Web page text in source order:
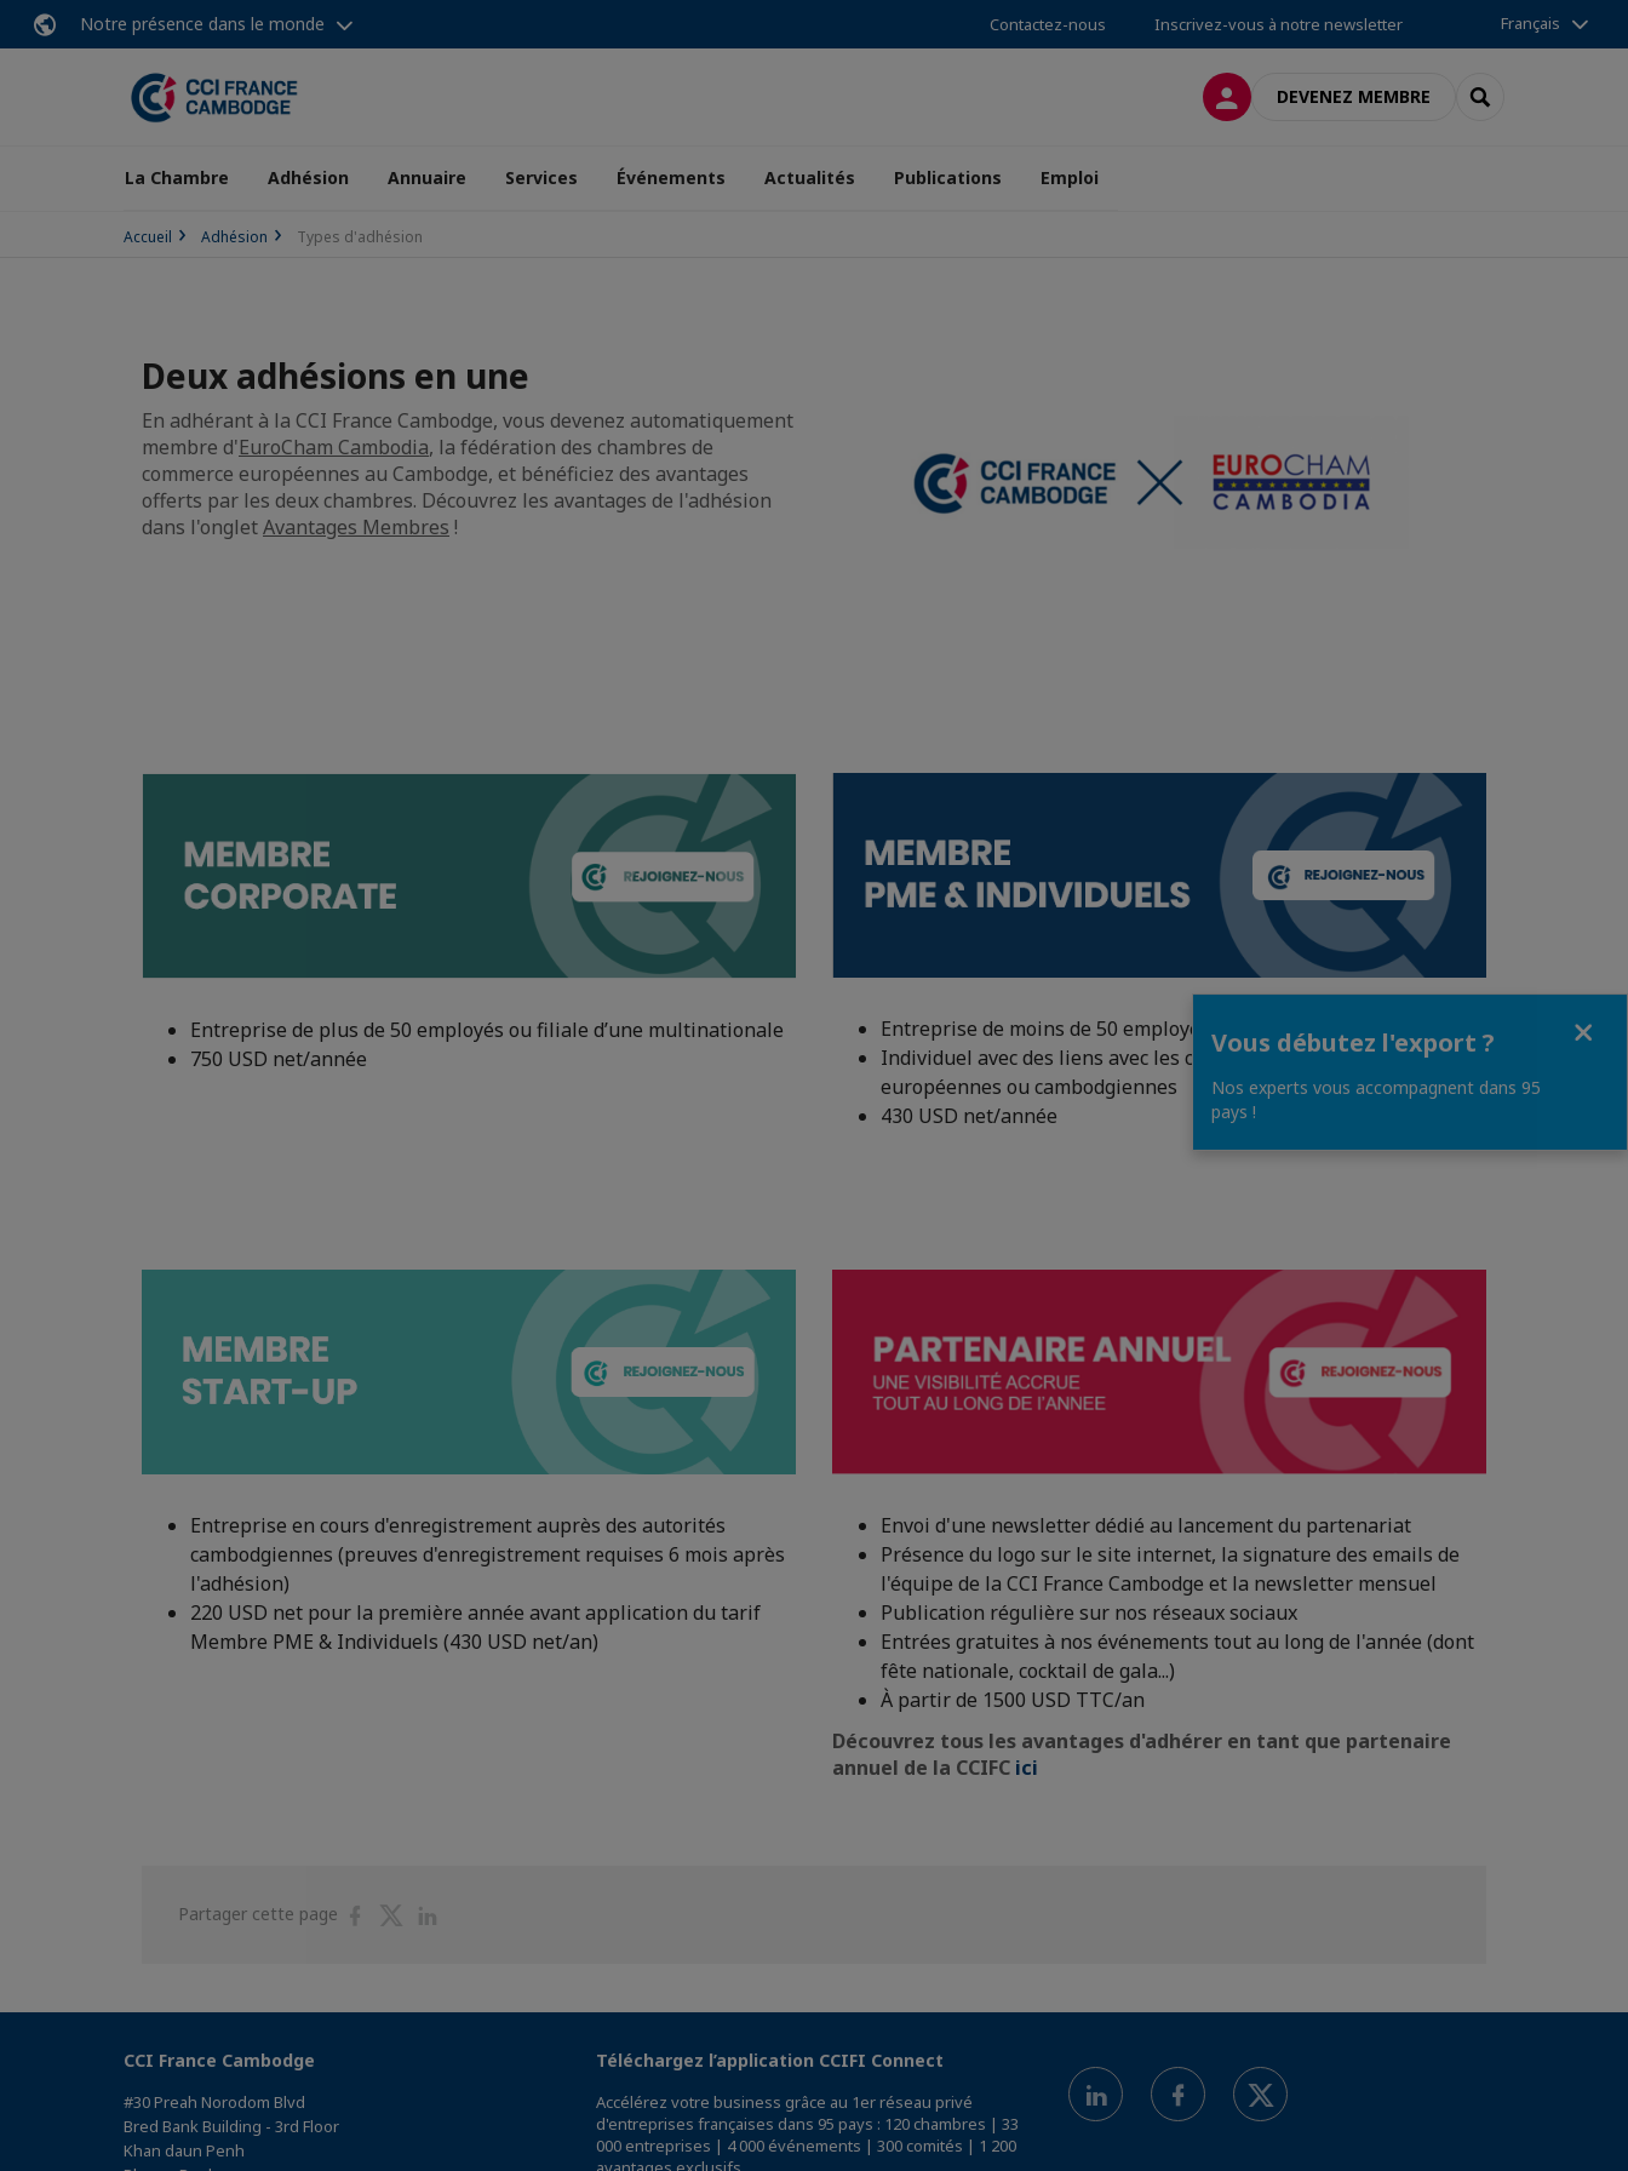
Notre présence dans le monde Contactez-nous Inscrivez-vous à notre newsletter Français
CONNEXIONDEVENEZ MEMBRE RECHERCHER
La Chambre Adhésion Annuaire Services Événements Actualités Publications Emploi
Accueil Adhésion Types d'adhésion
Deux adhésions en une
En adhérant à la CCI France Cambodge, vous devenez automatiquement
membre d'EuroCham Cambodia, la fédération des chambres de
commerce européennes au Cambodge, et bénéficiez des avantages
offerts par les deux chambres. Découvrez les avantages de l'adhésion
dans l'ongletAvantages Membres !
Entreprise de plus de 50 employés ou filiale d’une multinationale
750 USD net/année
Entreprise de moins de 50 employés et ONG
Individuel avec des liens avec les communautés d’affaires
européennes ou cambodgiennes
430 USD net/année
Entreprise en cours d'enregistrement auprès des autorités
cambodgiennes (preuves d'enregistrement requises 6 mois après
l'adhésion)
220 USD net pour la première année avant application du tarif
Membre PME & Individuels (430 USD net/an)
Envoi d'une newsletter dédié au lancement du partenariat
Présence du logo sur le site internet, la signature des emails de
l'équipe de la CCI France Cambodge et la newsletter mensuel
Publication régulière sur nos réseaux sociaux
Entrées gratuites à nos événements tout au long de l'année (dont
fête nationale, cocktail de gala...)
À partir de 1500 USD TTC/an
Découvrez tous les avantages d'adhérer en tant que partenaire
annuel de la CCIFC ici
Partager cette page
PartagerPartager
CCI France Cambodge
#30 Preah Norodom Blvd
Bred Bank Building - 3rd Floor
Khan daun Penh
Téléchargez l’application CCIFI Connect
Accélérez votre business grâce au 1er réseau privé
d'entreprises françaises dans 95 pays : 120 chambres | 33
000 entreprises | 4 000 événements | 300 comités | 1 200
Vous débutez l'export ?
Nos experts vous accompagnent dans 95
pays !